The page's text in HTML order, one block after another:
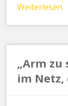
Weiterlesen
„Arm zu
im